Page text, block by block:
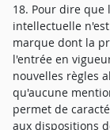
18. Pour dire que
intellectuelle
marque dont la
l'entrée en
nouvelles règles
qu'aucune
permet de
aux dispositions